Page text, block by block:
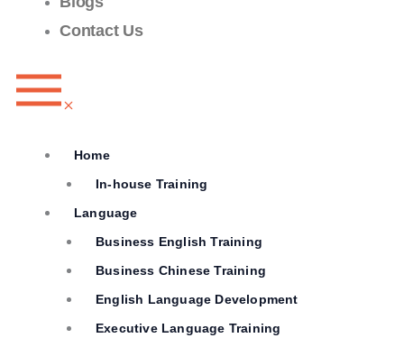
Contact Us
Home
In-house Training
Language
Business English Training
Business Chinese Training
English Language Development
Executive Language Training